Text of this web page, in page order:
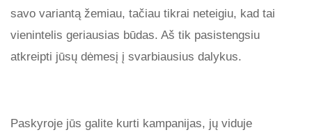
savo variantą žemiau, tačiau tikrai neteigiu, kad tai
vienintelis geriausias būdas. Aš tik pasistengsiu
atkreipti jūsų dėmesį į svarbiausius dalykus.
Paskyroje jūs galite kurti kampanijas, jų viduje